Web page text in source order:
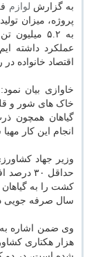
به گزارش لوازم
عملکرد داشته
اقتصاد خانواده
خاوازی بیان
خاک های شور و
گیاهان همچون
انجام این کار
وزیر جهاد
حداقل
سال صرفه جویی
هزار هکتاری